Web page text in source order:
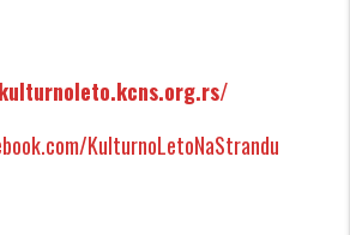
KulturnoLetoNaStrandu